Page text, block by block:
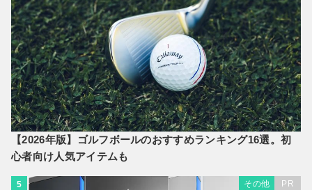
【2026年版】ゴルフボールのおすすめランキング16選。初
心者向け人気アイテムも
5 その他 PR